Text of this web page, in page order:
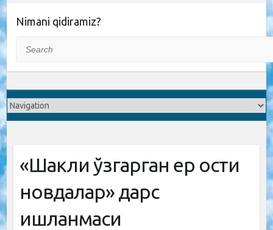
Nimani qidiramiz?
«Шакли ўзгарган ер ости
новдалар» дарс
ишланмаси